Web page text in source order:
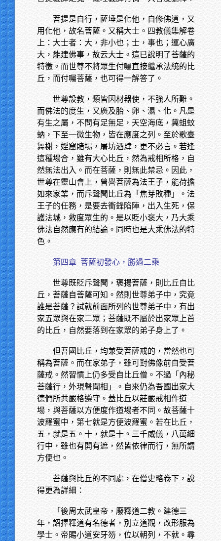
菩提是自行，薩埵是化他，自修佛道，又
用化他，故名菩薩。又稱大士。四教儀集解卷
上：大士者：大，非小也；士，事也；運心廣
大，能建佛事，故云大士。這已說明了菩薩的
特徵。而世尊不將眾生付囑直接繼承法統的比
丘，而付囑菩薩，也可得一解答了。
世尊設教，類皆因材器使，不強人所難。
而佛法的度生，又廣及胎、卵、濕、化。凡是
有生之屬，不問有足無足，天空海底，糞蛆蚊
蚋，下至一微生物，皆在應度之列。至於歌臺
舞榭，婬窟賭場，屠坊酒肆，更不必言。若逢
這種場合，雖有大心比丘，然為戒相所格，自
然無法出入。而在菩薩，則無此禁忌。因此，
世尊在靈山會上，曾譽菩薩為法王子，能荷擔
如來家業，而斥聲聞比丘為「焦芽敗種」。法
王子的任務，是要去衝鋒陷陣，出入生死，保
護法城，救度眾生的。是以貶小褒大，乃大乘
佛法自然應有的結論。同時也是大乘佛法的特
色。
第四章 菩薩初發心，勝過二乘
世尊既貶斥聲聞，褒揚菩薩，則比丘自比
丘，菩薩自菩薩可知。然則世尊弟子中，究竟
誰是菩薩？試就前面所列的世尊弟子中，有出
家五眾與在家二眾；菩薩既不屬於出家眾上首
的比丘，自然要落到在家眾的弟子身上了。
但吾國比丘，均兼受菩薩戒的，當然也可
稱為菩薩。而在家弟子，雖可對佛像前自受菩
薩戒。然習慣上仍多受自比丘僧。不過「內秘
菩薩行，外現聲聞相」。自來仍為吾國出家大
德們所共嚴格遵守。蓋比丘以莊嚴戒相作道
場，與菩薩以方便度作道場者不同。故菩薩十
波羅蜜中，第七就是方便波羅蜜。若在比丘，
五，就是五。十，就是十。三千威儀，八萬細
行中，雖也有開有遮，然皆依律而行，無所謂
方便也。
菩薩與比丘的不同處，在僧史略卷下，說
得更為詳細：
「後周太武皇帝，廢釋道二教。建德三
年，詔擇釋道有名德者，別立道觀，改形服為
學士。帝賜小道安牙笏，位以朝列，不就。尋